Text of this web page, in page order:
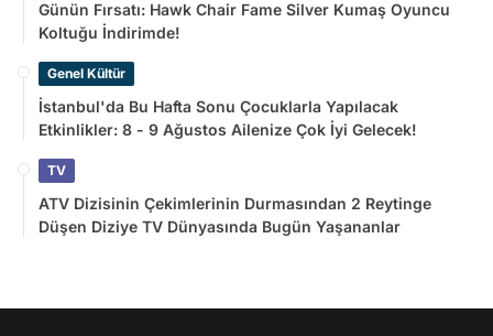
Günün Fırsatı: Hawk Chair Fame Silver Kumaş Oyuncu
Koltuğu İndirimde!
Genel Kültür
İstanbul'da Bu Hafta Sonu Çocuklarla Yapılacak
Etkinlikler: 8 - 9 Ağustos Ailenize Çok İyi Gelecek!
TV
ATV Dizisinin Çekimlerinin Durmasından 2 Reytinge
Düşen Diziye TV Dünyasında Bugün Yaşananlar